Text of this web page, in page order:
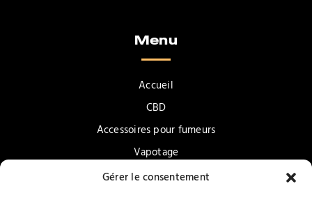
Gérer le consentement
Menu
Accueil
CBD
Accessoires pour fumeurs
Vapotage
Confiseries & Gourmandises